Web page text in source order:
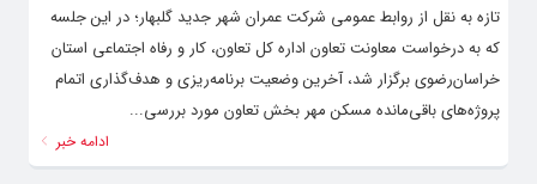
تازه به نقل از روابط عمومی شرکت عمران شهر جدید گلبهار؛ در این جلسه
که به درخواست معاونت تعاون اداره کل تعاون، کار و رفاه اجتماعی استان
خراسان‌رضوی برگزار شد، آخرین وضعیت برنامه‌ریزی و هدف‌گذاری اتمام
پروژه‌های باقی‌مانده مسکن مهر بخش تعاون مورد بررسی...
ادامه خبر